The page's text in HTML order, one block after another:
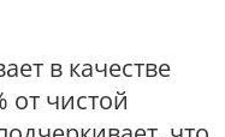
в качестве
от чистой